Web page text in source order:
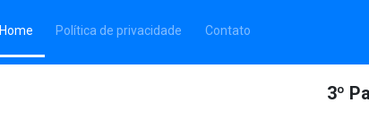
Home(Página atual)
Política de privacidade Contato
3º